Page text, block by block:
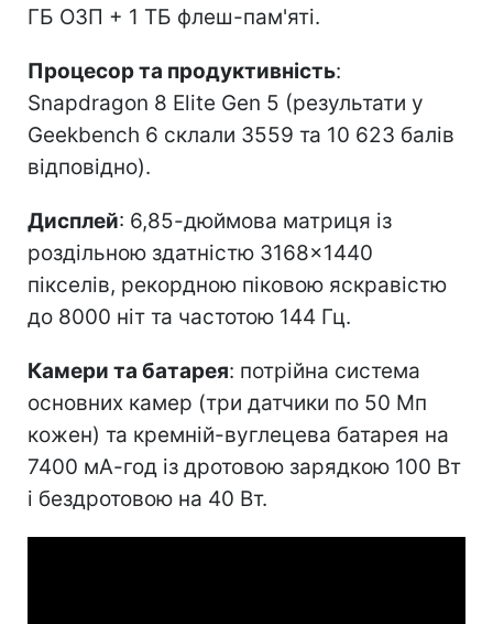
ГБ ОЗП + 1 ТБ флеш-пам'яті.
Процесор та продуктивність:
Snapdragon 8 Elite Gen 5 (результати у
Geekbench 6 склали 3559 та 10 623 балів
відповідно).
Дисплей: 6,85-дюймова матриця із
роздільною здатністю 3168×1440
пікселів, рекордною піковою яскравістю
до 8000 ніт та частотою 144 Гц.
Камери та батарея: потрійна система
основних камер (три датчики по 50 Мп
кожен) та кремній-вуглецева батарея на
7400 мА-год із дротовою зарядкою 100 Вт
і бездротовою на 40 Вт.